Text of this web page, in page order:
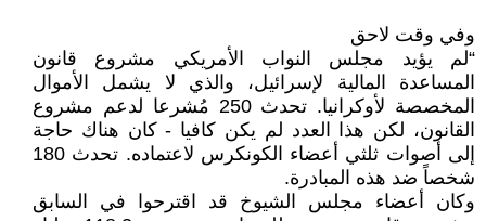
وفي وقت لاحق
“لم يؤيد مجلس النواب الأمريكي مشروع قانون
المساعدة المالية لإسرائيل، والذي لا يشمل الأموال
المخصصة لأوكرانيا. تحدث 250 مُشرعا لدعم مشروع
القانون، لكن هذا العدد لم يكن كافيا - كان هناك حاجة
إلى أصوات ثلثي أعضاء الكونكرس لاعتماده. تحدث 180
شخصاً ضد هذه المبادرة.
وكان أعضاء مجلس الشيوخ قد اقترحوا في السابق